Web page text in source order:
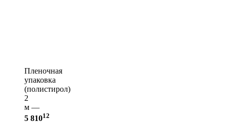
Пленочная
упаковка
(полистирол)
2
м —
5 81012